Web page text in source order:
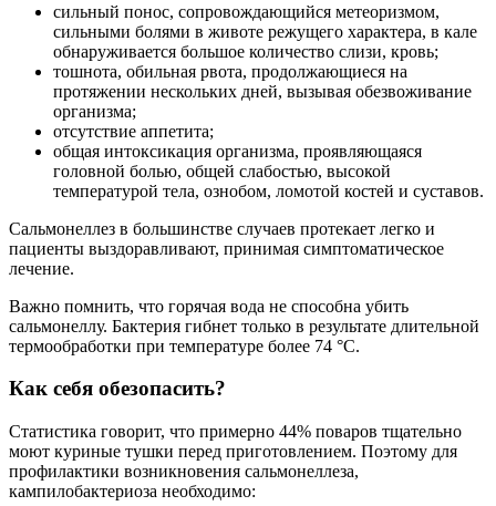
сильный понос, сопровождающийся метеоризмом,
сильными болями в животе режущего характера, в кале
обнаруживается большое количество слизи, кровь;
тошнота, обильная рвота, продолжающиеся на
протяжении нескольких дней, вызывая обезвоживание
организма;
отсутствие аппетита;
общая интоксикация организма, проявляющаяся
головной болью, общей слабостью, высокой
температурой тела, ознобом, ломотой костей и суставов.
Сальмонеллез в большинстве случаев протекает легко и
пациенты выздоравливают, принимая симптоматическое
лечение.
Важно помнить, что горячая вода не способна убить
сальмонеллу. Бактерия гибнет только в результате длительной
термообработки при температуре более 74 °C.
Как себя обезопасить?
Статистика говорит, что примерно 44% поваров тщательно
моют куриные тушки перед приготовлением. Поэтому для
профилактики возникновения сальмонеллеза,
кампилобактериоза необходимо: